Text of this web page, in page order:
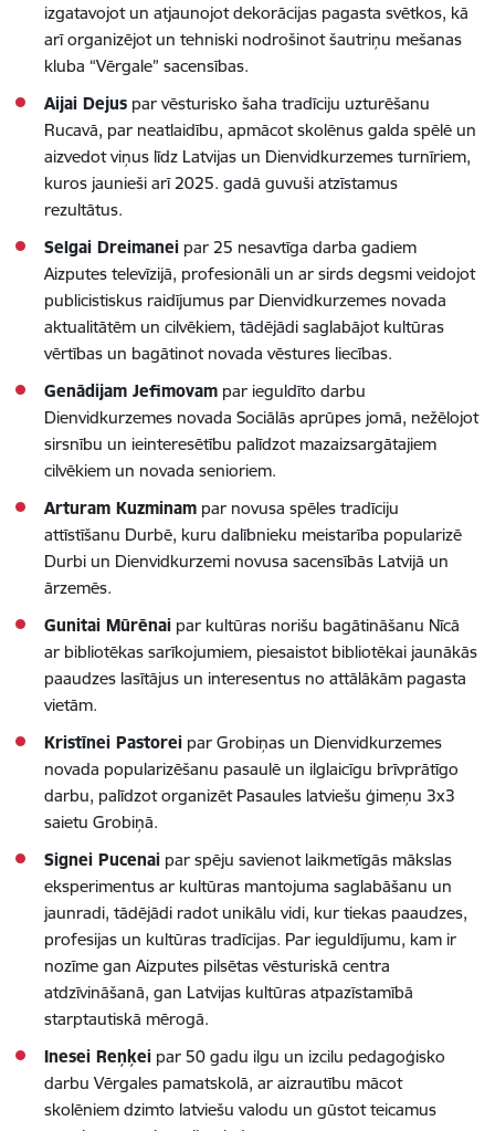
izgatavojot un atjaunojot dekorācijas pagasta svētkos, kā
arī organizējot un tehniski nodrošinot šautriņu mešanas
kluba “Vērgale” sacensības.
Aijai Dejus par vēsturisko šaha tradīciju uzturēšanu
Rucavā, par neatlaidību, apmācot skolēnus galda spēlē un
aizvedot viņus līdz Latvijas un Dienvidkurzemes turnīriem,
kuros jaunieši arī 2025. gadā guvuši atzīstamus
rezultātus.
Selgai Dreimanei par 25 nesavtīga darba gadiem
Aizputes televīzijā, profesionāli un ar sirds degsmi veidojot
publicistiskus raidījumus par Dienvidkurzemes novada
aktualitātēm un cilvēkiem, tādējādi saglabājot kultūras
vērtības un bagātinot novada vēstures liecības.
Genādijam Jefimovam par ieguldīto darbu
Dienvidkurzemes novada Sociālās aprūpes jomā, nežēlojot
sirsnību un ieinteresētību palīdzot mazaizsargātajiem
cilvēkiem un novada senioriem.
Arturam Kuzminam par novusa spēles tradīciju
attīstīšanu Durbē, kuru dalībnieku meistarība popularizē
Durbi un Dienvidkurzemi novusa sacensībās Latvijā un
ārzemēs.
Gunitai Mūrēnai par kultūras norišu bagātināšanu Nīcā
ar bibliotēkas sarīkojumiem, piesaistot bibliotēkai jaunākās
paaudzes lasītājus un interesentus no attālākām pagasta
vietām.
Kristīnei Pastorei par Grobiņas un Dienvidkurzemes
novada popularizēšanu pasaulē un ilglaicīgu brīvprātīgo
darbu, palīdzot organizēt Pasaules latviešu ģimeņu 3x3
saietu Grobiņā.
Signei Pucenai par spēju savienot laikmetīgās mākslas
eksperimentus ar kultūras mantojuma saglabāšanu un
jaunradi, tādējādi radot unikālu vidi, kur tiekas paaudzes,
profesijas un kultūras tradīcijas. Par ieguldījumu, kam ir
nozīme gan Aizputes pilsētas vēsturiskā centra
atdzīvināšanā, gan Latvijas kultūras atpazīstamībā
starptautiskā mērogā.
Inesei Reņķei par 50 gadu ilgu un izcilu pedagoģisko
darbu Vērgales pamatskolā, ar aizrautību mācot
skolēniem dzimto latviešu valodu un gūstot teicamus